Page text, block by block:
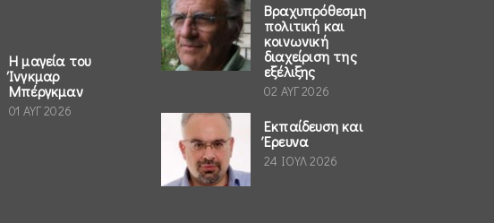
Η μαγεία του
Ίνγκμαρ
Μπέργκμαν
01 ΑΥΓ 2026
Βραχυπρόθεσμη
πολιτική και
κοινωνική
διαχείριση της
εξέλιξης
02 ΑΥΓ 2026
Εκπαίδευση και
Έρευνα
24 ΙΟΥΛ 2026